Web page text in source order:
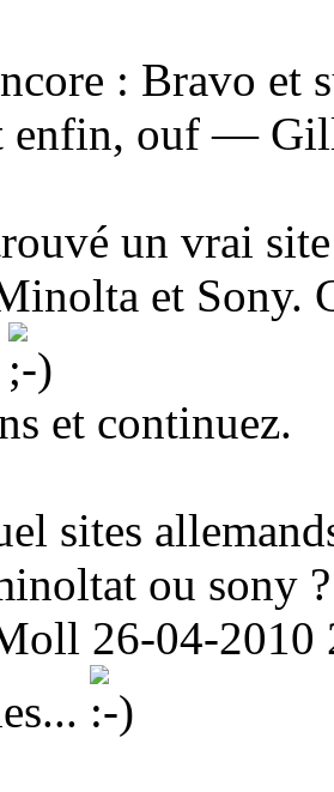
: Bravo et
enfin, ouf —
un vrai
et Sony.
et continuez.
sites
ou sony ?
26-04-2010